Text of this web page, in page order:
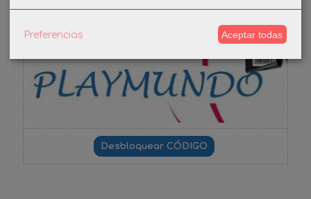
-3%
Preferencias Aceptar todas